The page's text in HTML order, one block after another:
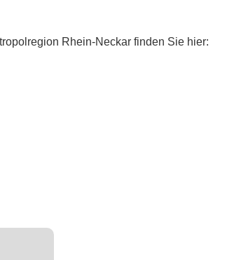
Rhein-Neckar finden Sie hier: